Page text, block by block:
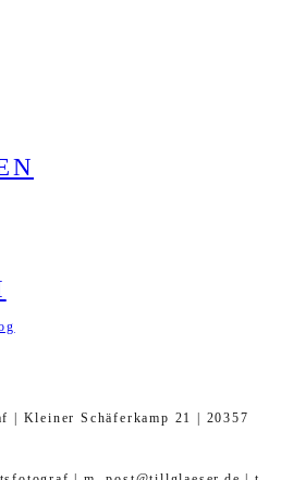
| Kleiner Schäferkamp 21 | 20357